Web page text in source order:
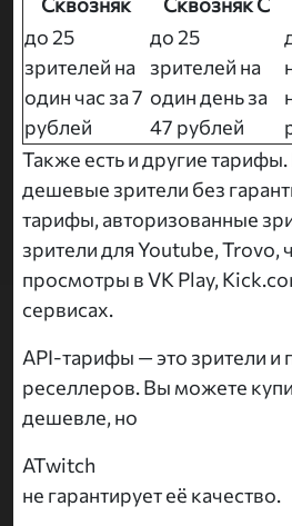
до 25
зрителей на
один час за 7
рублей
до 25
зрителей на
один день за
47 рублей
Также есть и другие
дешевые зрители без
тарифы, авторизованные
зрители для Youtube, Trovo,
просмотры в VK Play,
сервисах.
API-тарифы — это зрители и
реселлеров. Вы можете
дешевле, но
ATwitch
не гарантирует её качество.